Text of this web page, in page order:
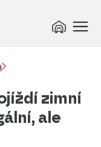
zimní
ale